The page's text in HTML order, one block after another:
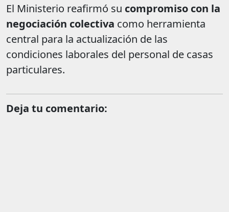
El Ministerio reafirmó su compromiso con la
negociación colectiva como herramienta
central para la actualización de las
condiciones laborales del personal de casas
particulares.
Deja tu comentario: